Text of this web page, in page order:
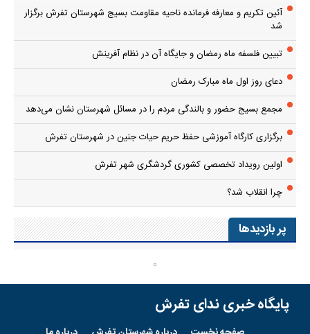
آئین تکریم و معارفه فرمانده ناحیه مقاومت بسیج شهرستان تفرش برگزار
شد
تبیین فلسفه ماه رمضان و جایگاه آن در نظام آفرینش
دعای روز اول ماه مبارک رمضان
مجمع بسیج حضور و بالندگی مردم را در مسائل شهرستان نشان می‌دهد
برگزاری کارگاه آموزشی حفظ حریم حیات جنین در شهرستان تفرش
اولین رویداد تخصصی کشوری گردشگری شهر تفرش
چرا انقلاب شد؟
پر بازدیدها
پایگاه خبری ندای تفرش